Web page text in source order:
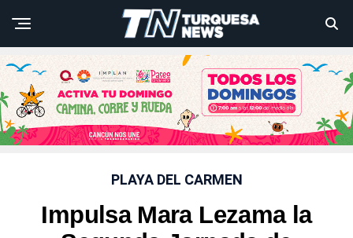
PLAYA DEL CARMEN
Impulsa Mara Lezama la